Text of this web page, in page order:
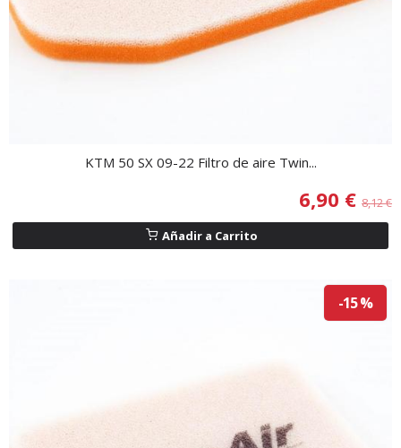
KTM 50 SX 09-22 Filtro de aire Twin...
6,90 € 8,12 €
Añadir a Carrito
-15 %